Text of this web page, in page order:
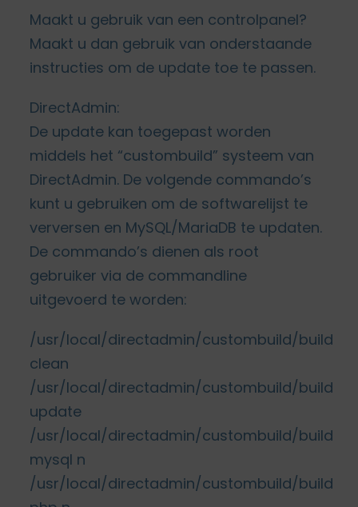
Maakt u gebruik van een controlpanel?
Maakt u dan gebruik van onderstaande
instructies om de update toe te passen.
DirectAdmin:
De update kan toegepast worden
middels het “custombuild” systeem van
DirectAdmin. De volgende commando’s
kunt u gebruiken om de softwarelijst te
verversen en MySQL/MariaDB te updaten.
De commando’s dienen als root
gebruiker via de commandline
uitgevoerd te worden:
/usr/local/directadmin/custombuild/build
clean
/usr/local/directadmin/custombuild/build
update
/usr/local/directadmin/custombuild/build
mysql n
/usr/local/directadmin/custombuild/build